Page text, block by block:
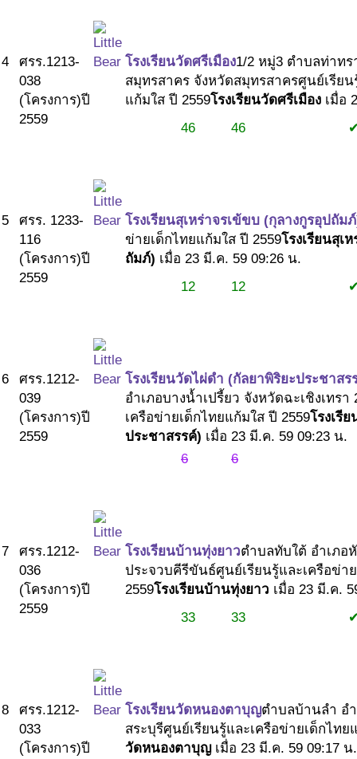
4
ศรร.1213-
038
(โครงการ)ปี
2559
โรงเรียนวัดศรีเมือง1/2 หมู่3 ตำบลท่าทร
สมุทรสาคร จังหวัดสมุทรสาครศูนย์เรียน
แก้มใส ปี 2559โรงเรียนวัดศรีเมือง เมื่อ
46
46
5
ศรร. 1233-
116
(โครงการ)ปี
2559
โรงเรียนสุเหร่าจรเข้ขบ (กุลางกูรอุปถัม
ข่ายเด็กไทยแก้มใส ปี 2559โรงเรียนสุเ
ถัมภ์) เมื่อ 23 มี.ค. 59 09:26 น.
12
12
6
ศรร.1212-
039
(โครงการ)ปี
2559
โรงเรียนวัดไผ่ดำ (กัลยาพิริยะประชาสร
อำเภอบางน้ำเปรี้ยว จังหวัดฉะเชิงเทรา
เครือข่ายเด็กไทยแก้มใส ปี 2559โรงเรี
ประชาสรรค์) เมื่อ 23 มี.ค. 59 09:23 น.
6
6
7
ศรร.1212-
036
(โครงการ)ปี
2559
โรงเรียนบ้านทุ่งยาวตำบลทับใต้ อำเภอ
ประจวบคีรีขันธ์ศูนย์เรียนรู้และเครือข่า
2559โรงเรียนบ้านทุ่งยาว เมื่อ 23 มี.ค.
33
33
8
ศรร.1212-
033
(โครงการ)ปี
โรงเรียนวัดหนองตาบุญตำบลบ้านลำ อ
สระบุรีศูนย์เรียนรู้และเครือข่ายเด็กไทย
วัดหนองตาบุญเมื่อ 23 มี.ค. 59 09:17 น.